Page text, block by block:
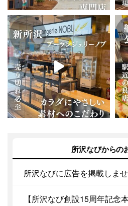
所沢なびからの
所沢なびに広告を掲載しま
【所沢なび創設15周年記念